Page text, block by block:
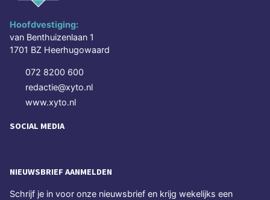
Hoofdvestiging:
van Benthuizenlaan 1
1701 BZ Heerhugowaard
072 8200 600
redactie@xyto.nl
www.xyto.nl
SOCIAL MEDIA
NIEUWSBRIEF AANMELDEN
Schrijf je in voor onze nieuwsbrief en krijg wekelijks een